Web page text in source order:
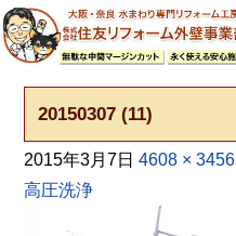
20150307 (11)
2015年3月7日 4608 × 3456
高圧洗浄